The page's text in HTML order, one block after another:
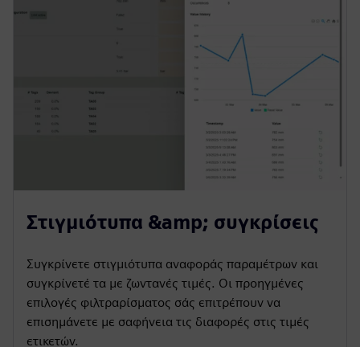
Στιγμιότυπα &amp; συγκρίσεις
Συγκρίνετε στιγμιότυπα αναφοράς παραμέτρων και
συγκρίνετέ τα με ζωντανές τιμές. Οι προηγμένες
επιλογές φιλτραρίσματος σάς επιτρέπουν να
επισημάνετε με σαφήνεια τις διαφορές στις τιμές
ετικετών.